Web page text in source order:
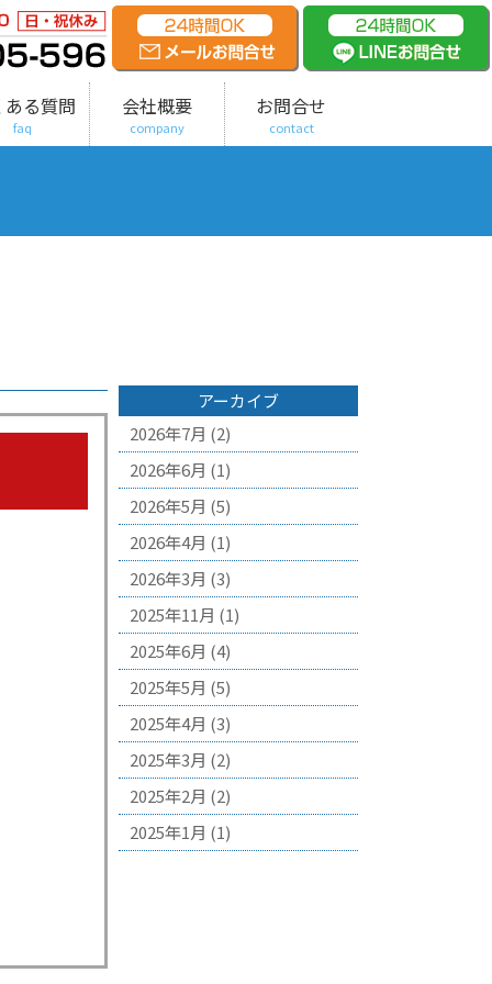
る質問
faq
会社概要
company
お問合せ
contact
アーカイブ
2026年7月 (2)
2026年6月 (1)
2026年5月 (5)
2026年4月 (1)
2026年3月 (3)
2025年11月 (1)
2025年6月 (4)
2025年5月 (5)
2025年4月 (3)
2025年3月 (2)
2025年2月 (2)
2025年1月 (1)